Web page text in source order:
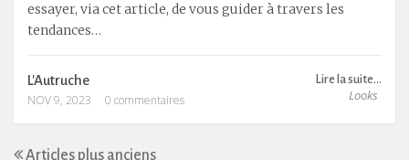
essayer, via cet article, de vous guider à travers les
tendances…
Lire la suite...
Looks
L'Autruche
NOV 9, 2023
0 commentaires
Articles plus anciens